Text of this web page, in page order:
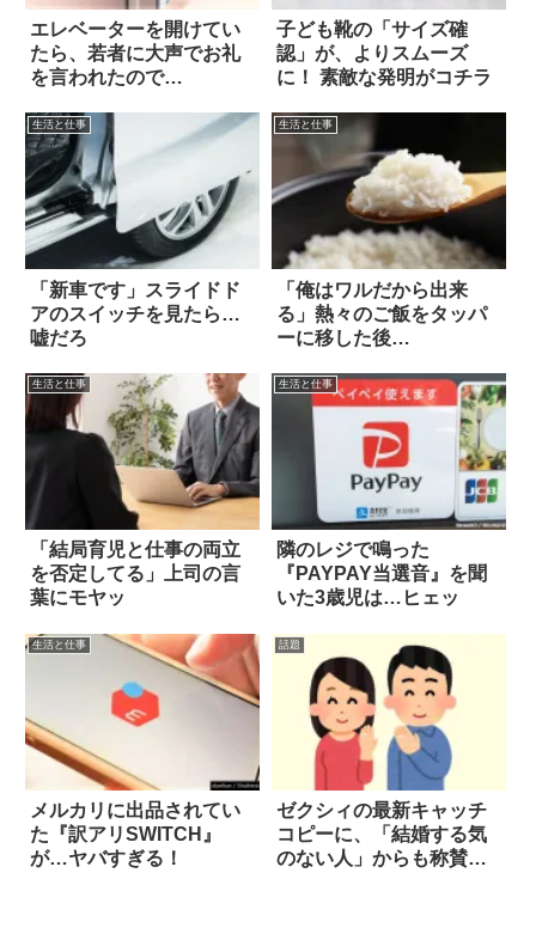
エレベーターを開けてい
たら、若者に大声でお礼
を言われたので…
子ども靴の「サイズ確
認」が、よりスムーズ
に！ 素敵な発明がコチラ
生活と仕事
「新車です」スライドド
アのスイッチを見たら…
嘘だろ
生活と仕事
「俺はワルだから出来
る」熱々のご飯をタッパ
ーに移した後…
生活と仕事
「結局育児と仕事の両立
を否定してる」上司の言
葉にモヤッ
生活と仕事
隣のレジで鳴った
『PAYPAY当選音』を聞
いた3歳児は…ヒェッ
生活と仕事
メルカリに出品されてい
た『訳アリSWITCH』
が…ヤバすぎる！
話題
ゼクシィの最新キャッチ
コピーに、「結婚する気
のない人」からも称賛の